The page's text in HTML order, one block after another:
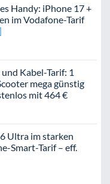
Handy: iPhone 17 +
im Vodafone-Tarif
Kabel-Tarif: 1
mega günstig
mit 464 €
Ultra im starken
Smart-Tarif – eff.